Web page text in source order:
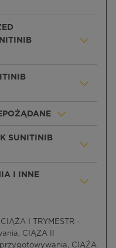
SUNITINIB
I INNE
CIĄŻA I TRYMESTR -
CIĄŻA II
przygotowywania, CIĄŻA